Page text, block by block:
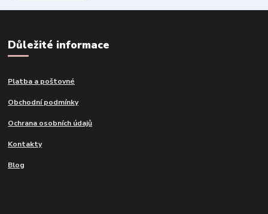
Důležité informace
Platba a poštovné
Obchodní podmínky
Ochrana osobních údajů
Kontakty
Blog